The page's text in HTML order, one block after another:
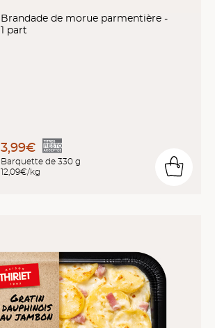
Brandade de morue parmentière -
1 part
3,99€
Barquette de 330 g
12,09€/kg